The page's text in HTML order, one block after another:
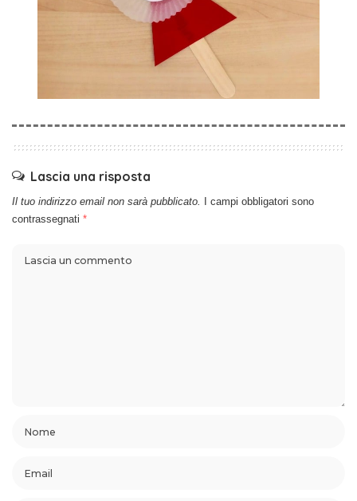
Lascia una risposta
Il tuo indirizzo email non sarà pubblicato.
I campi obbligatori sono
contrassegnati *